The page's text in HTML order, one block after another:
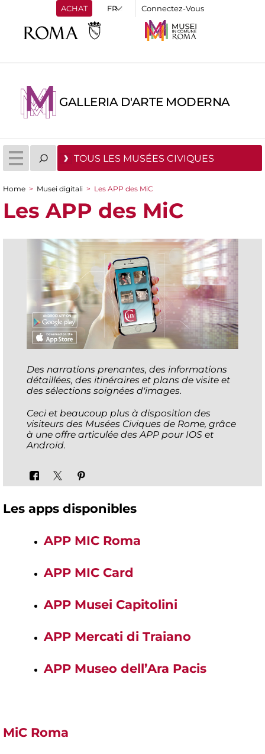
ACHAT Connectez-Vous
GALLERIA D'ARTE MODERNA
TOUS LES MUSÉES CIVIQUES
You are here
Home > Musei digitali > Les APP des MiC
Les APP des MiC
Des narrations prenantes, des informations
détaillées, des itinéraires et plans de visite et
des sélections soignées d'images.
Ceci et beaucoup plus à disposition des
visiteurs des Musées Civiques de Rome, grâce
à une offre articulée des APP pour IOS et
Android.
Les apps disponibles
APP MIC Roma
APP MIC Card
APP Musei Capitolini
APP Mercati di Traiano
APP Museo dell’Ara Pacis
MiC Roma